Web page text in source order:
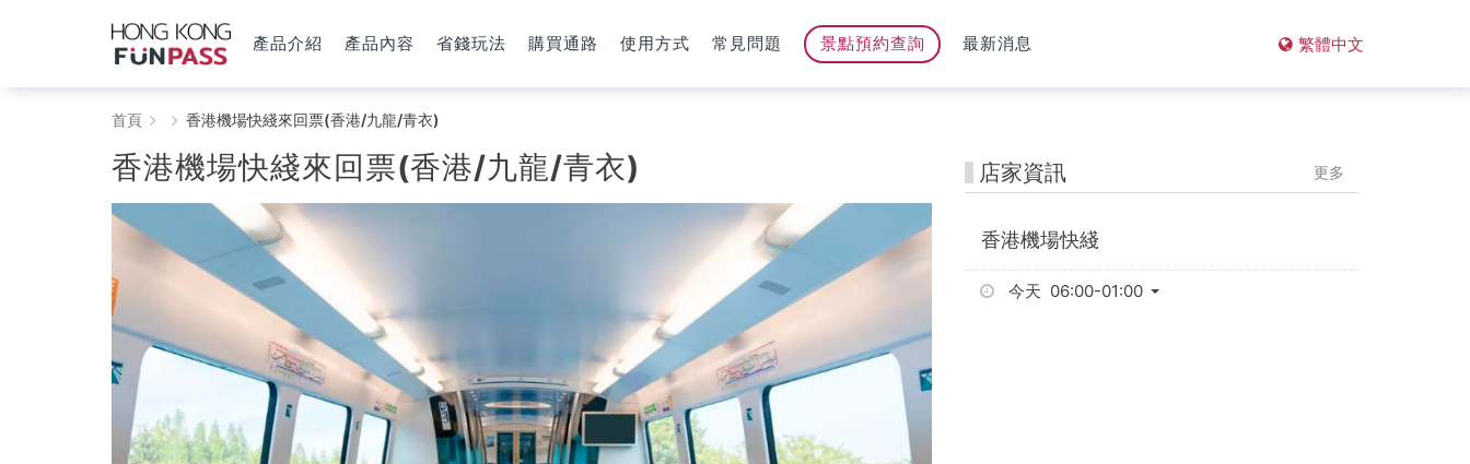
HONG
KONG
FunPASS
產品介紹 產品內容 省錢玩法 購買通路 使用方式 常見問題 景點預約查詢 最新消息 繁體中文
首頁 香港機場快綫來回票(香港/九龍/青衣)
香港機場快綫來回票(香港/九龍/青衣) 店家資訊 更多
香港機場快綫
今天 06:00-01:00